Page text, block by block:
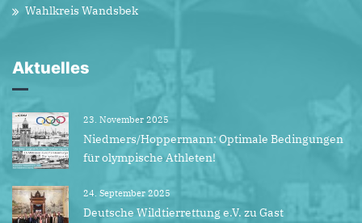
Wahlkreis Wandsbek
Aktuelles
23. November 2025
Niedmers/Hoppermann: Optimale Bedingungen
für olympische Athleten!
24. September 2025
Deutsche Wildtierrettung e.V. zu Gast